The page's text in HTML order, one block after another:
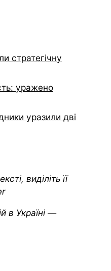
стратегічну
уражено
уразили дві
виділіть її
в Україні —